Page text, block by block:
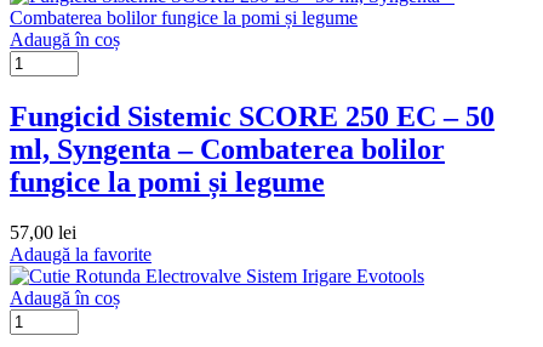
Adaugă în coș
Fungicid Sistemic SCORE 250 EC – 50
ml, Syngenta – Combaterea bolilor
fungice la pomi și legume
57,00 lei
Adaugă la favorite
Adaugă în coș